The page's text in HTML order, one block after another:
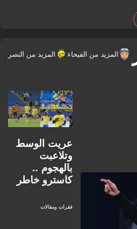
المزيد من الفيحاء المزيد من النصر
عريت الوسط
وتلاعبت
بالهجوم ..
كاسترو خاطر
والفيحاء أبى أن
فقرات ومقالات